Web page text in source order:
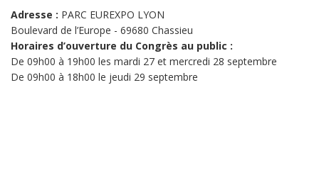
Adresse : PARC EUREXPO LYON
Boulevard de l’Europe - 69680 Chassieu
Horaires d’ouverture du Congrès au public :
De 09h00 à 19h00 les mardi 27 et mercredi 28 septembre
De 09h00 à 18h00 le jeudi 29 septembre